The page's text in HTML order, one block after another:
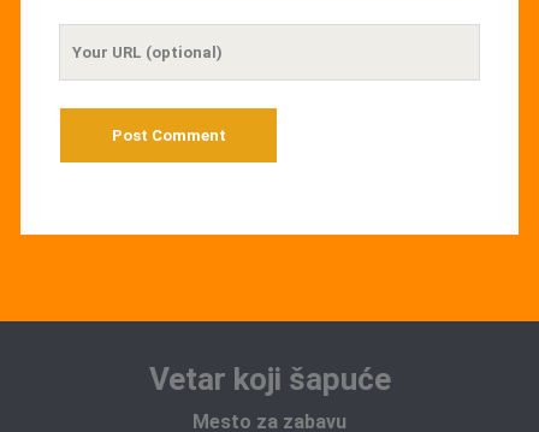
Vetar koji šapuće
Mesto za zabavu